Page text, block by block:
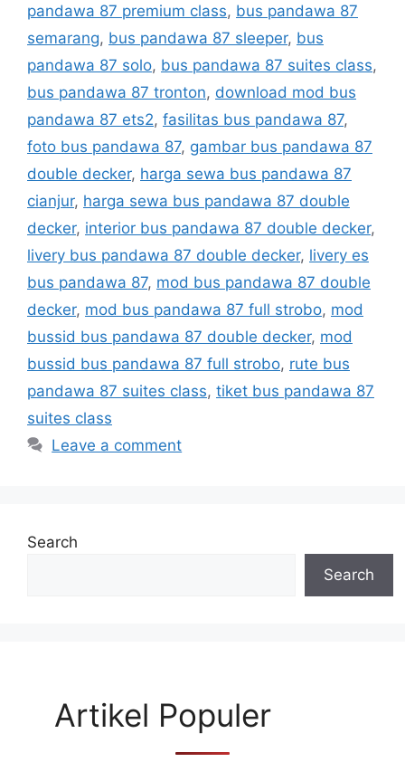
pandawa 87 premium class, bus pandawa 87
semarang, bus pandawa 87 sleeper, bus
pandawa 87 solo, bus pandawa 87 suites class,
bus pandawa 87 tronton, download mod bus
pandawa 87 ets2, fasilitas bus pandawa 87,
foto bus pandawa 87, gambar bus pandawa 87
double decker, harga sewa bus pandawa 87
cianjur, harga sewa bus pandawa 87 double
decker, interior bus pandawa 87 double decker,
livery bus pandawa 87 double decker, livery es
bus pandawa 87, mod bus pandawa 87 double
decker, mod bus pandawa 87 full strobo, mod
bussid bus pandawa 87 double decker, mod
bussid bus pandawa 87 full strobo, rute bus
pandawa 87 suites class, tiket bus pandawa 87
suites class
Leave a comment
Search
Search
Artikel Populer